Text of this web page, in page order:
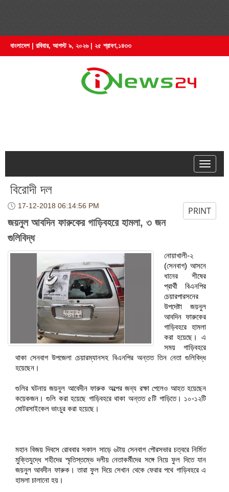
বাংলাদেশ | রবিবার, আগস্ট ৯, ২০২৬ | ২৫ শ্রাবণ,১৪৩৩
বিরোদী দল
PRINT
17-12-2018 06:14:56 PM
জয়নুল আবদিন ফারুকের গাড়িবহরে হামলা, ৩ জন
গুলিবিদ্ধ
নোয়াখালী-২
(সেনবাগ) আসনে
ধানের শীষের
প্রার্থী বিএনপির
চেয়ারপারসনের
উপদেষ্টা জয়নুল
আবদিন ফারুকের
গাড়িবহরে হামলা
করা হয়েছে। এ
সময় গাড়িবহরে
থাকা সেনবাগ উপজেলা চেয়ারম্যানসহ বিএনপির অন্তত তিন নেতা গুলিবিদ্ধ
হয়েছেন।
গুলির ঘটনায় জয়নুল আবেদীন ফারুক অল্পের জন্য রক্ষা পেলেও আহত হয়েছেন
কয়েকজন। গুলি করা হয়েছে গাড়িবহরে থাকা অন্তত ৫টি গাড়িতে। ১০-১২টি
মোটরসাইকেল ভাংচুর করা হয়েছে।
মহান বিজয় দিবসে রোববার সকাল সাড়ে ৬টায় সেনবাগ পৌরসভার চত্বরে নির্মিত
মুক্তিযুদ্ধে শহীদের স্মৃতিস্তম্ভে দলীয় নেতাকর্মীদের সঙ্গে নিয়ে ফুল দিতে যান
জয়নুল আবদীন ফারুক। তারা ফুল দিয়ে সেখান থেকে ফেরার পথে গাড়িবহরে এ
হামলা চালানো হয়।